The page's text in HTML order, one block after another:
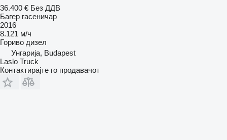
36.400 € Без ДДВ
Багер гасеничар
2016
8.121 м/ч
Гориво дизел
Унгарија, Budapest
Laslo Truck
Контактирајте го продавачот